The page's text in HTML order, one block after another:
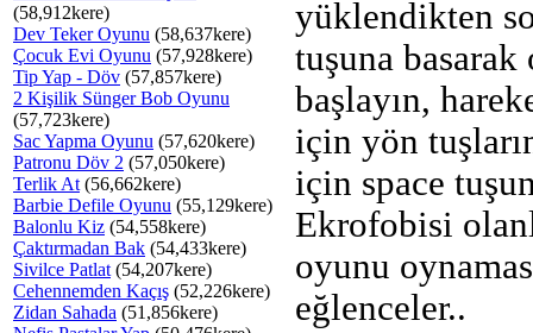
(58,912kere)
Dev Teker Oyunu (58,637kere)
Çocuk Evi Oyunu (57,928kere)
Tip Yap - Döv (57,857kere)
2 Kişilik Sünger Bob Oyunu
(57,723kere)
Sac Yapma Oyunu (57,620kere)
Patronu Döv 2 (57,050kere)
Terlik At (56,662kere)
Barbie Defile Oyunu (55,129kere)
Balonlu Kiz (54,558kere)
Çaktırmadan Bak (54,433kere)
Sivilce Patlat (54,207kere)
Cehennemden Kaçış (52,226kere)
Zidan Sahada (51,856kere)
yüklendikten
tuşuna basarak
başlayın,
için yön
için space
Ekrofobisi
oyunu
eğlenceler..